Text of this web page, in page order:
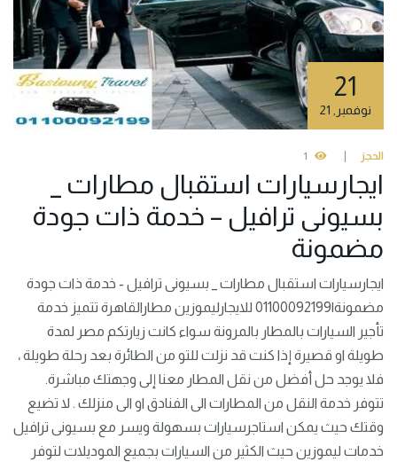
21
نوفمبر
الحجز 1
ايجارسيارات استقبال مطارات _
بسيونى ترافيل – خدمة ذات جودة
مضمونة
ايجارسيارات استقبال مطارات _ بسيونى ترافيل - خدمة ذات جودة
مضمونة|01100092199 للايجارليموزين مطارالقاهرة تتميز خدمة
تأجير السيارات بالمطار بالمرونة سواء كانت زيارتكم مصر لمدة
طويلة او قصيرة إذا كنت قد نزلت للتو من الطائرة بعد رحلة طويلة ،
فلا يوجد حل أفضل من نقل المطار معنا إلى وجهتك مباشرة.
تتوفر خدمة النقل من المطارات الى الفنادق او الى منزلك . لا تضيع
وقتك حيث يمكن استاجرسيارات بسهولة ويسر مع بسيونى ترافيل
خدمات ليموزين حيث الكثير من السيارات بجميع الموديلات لتوفر